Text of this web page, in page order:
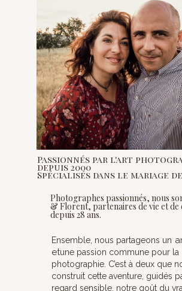
Passionnés par l'art
depuis 2000
Spécialisés dans le mariage
Photographes passionnés, nous
& Florent, partenaires de vie et de
depuis 28 ans.
Ensemble, nous partageons un
etune passion commune pour la
photographie. C’est à deux que
construit cette aventure, guidés
regard sensible, notre goût du